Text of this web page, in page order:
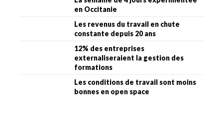
en Occitanie
Les revenus du travail en chute
constante depuis 20 ans
12% des entreprises
externaliseraient la gestion des
formations
Les conditions de travail sont moins
bonnes en open space